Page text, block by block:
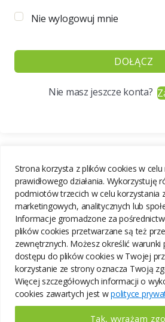
Strona korzysta z plików cookies w celu
prawidłowego działania. Wykorzystuję
podmiotów trzecich w celu korzystania
marketingowych, analitycznych lub
Informacje gromadzone za
plików cookies przetwarzane są też
zewnętrznych. Możesz określić warunki
dostępu do plików cookies w Twojej
korzystanie ze strony oznacza Twoją
Więcej szczegółowych informacji o
cookies zawartych jest wpolityce
Tak, wyrażam
Nie wylogowuj mnie
DOŁĄCZ
Nie masz jeszcze konta?